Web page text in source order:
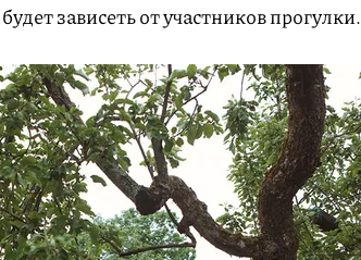
зависеть от участников прогулки.